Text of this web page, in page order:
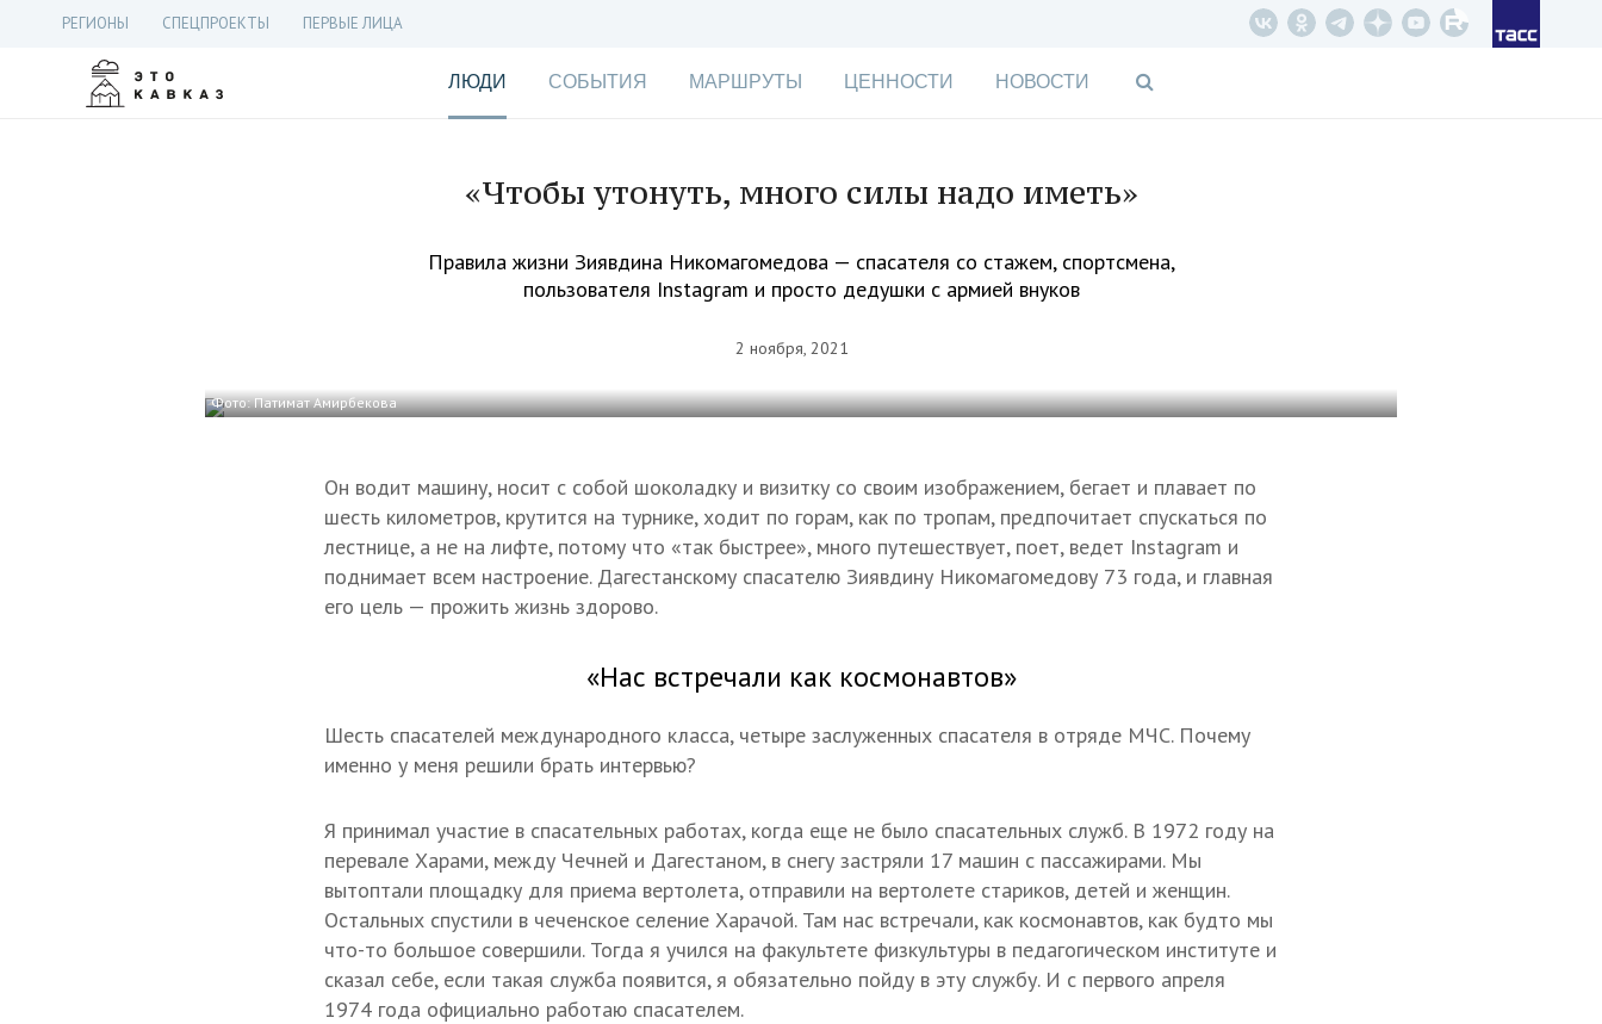
РЕГИОНЫ СПЕЦПРОЕКТЫ ПЕРВЫЕ ЛИЦА
ЛЮДИ СОБЫТИЯ МАРШРУТЫ ЦЕННОСТИ НОВОСТИ
«Чтобы утонуть, много силы надо иметь»
Правила жизни Зиявдина Никомагомедова — спасателя со стажем, спортсмена,
пользователя Instagram и просто дедушки с армией внуков
2 ноября, 2021
Фото: Патимат Амирбекова
Он водит машину, носит с собой шоколадку и визитку со своим изображением, бегает и плавает по
шесть километров, крутится на турнике, ходит по горам, как по тропам, предпочитает спускаться по
лестнице, а не на лифте, потому что «так быстрее», много путешествует, поет, ведет Instagram и
поднимает всем настроение. Дагестанскому спасателю Зиявдину Никомагомедову 73 года, и главная
его цель — прожить жизнь здорово.
«Нас встречали как космонавтов»
Шесть спасателей международного класса, четыре заслуженных спасателя в отряде МЧС. Почему
именно у меня решили брать интервью?
Я принимал участие в спасательных работах, когда еще не было спасательных служб. В 1972 году на
перевале Харами, между Чечней и Дагестаном, в снегу застряли 17 машин с пассажирами. Мы
вытоптали площадку для приема вертолета, отправили на вертолете стариков, детей и женщин.
Остальных спустили в чеченское селение Харачой. Там нас встречали, как космонавтов, как будто мы
что-то большое совершили. Тогда я учился на факультете физкультуры в педагогическом институте и
сказал себе, если такая служба появится, я обязательно пойду в эту службу. И с первого апреля
1974 года официально работаю спасателем.